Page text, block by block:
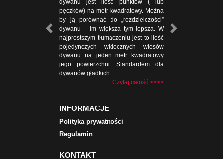
dywanu jest ilość punktów ( lub
pęczków) na metr kwadratowy. Można
by ją porównać do „rozdzielczości”
dywanu – im większa tym lepsza. W
najprostszym tłumaczeniu jest to ilość
pojedynczych widocznych włosów
dywanu na jeden metr kwadratowy
jego powierzchni. Standardem dla
dywanów gładkich...
Czytaj całość >>>>
INFORMACJE
Polityka prywatności
Regulamin
KONTAKT